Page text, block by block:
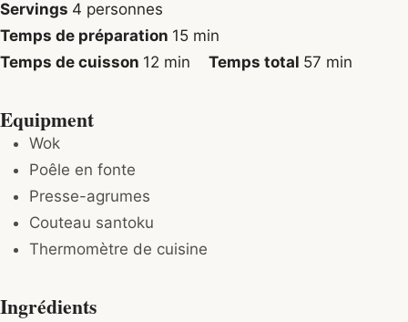
Servings 4 personnes
Temps de préparation 15minutes
min
Temps de cuisson 12 minutes
min Temps total 57 minutes
min
Equipment
Wok
Poêle en fonte
Presse-agrumes
Couteau santoku
Thermomètre de cuisine
Ingrédients